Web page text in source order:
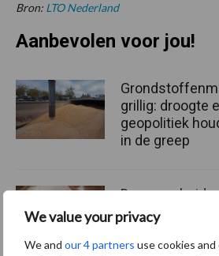
We value your privacy
We and our 4 partners use cookies
Bron: LTO Nederland
Aanbevolen voor jou!
grillig: droogte
geopolitiek
in de greep
De speenhuid:
onderschatte
voor mastitis